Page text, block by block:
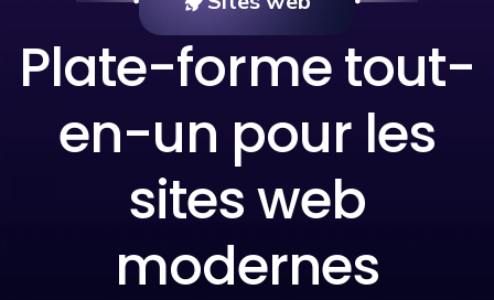
Plate-forme tout-
en-un pour les
sites web
modernes